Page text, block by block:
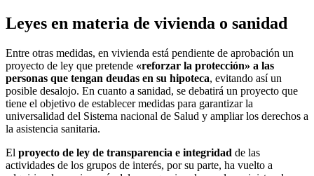
Leyes en materia de vivienda o sanidad
Entre otras medidas, en vivienda está pendiente de aprobación un
proyecto de ley que pretende «reforzar la protección» a las
personas que tengan deudas en su hipoteca, evitando así un
posible desalojo. En cuanto a sanidad, se debatirá un proyecto que
tiene el objetivo de establecer medidas para garantizar la
universalidad del Sistema nacional de Salud y ampliar los derechos a
la asistencia sanitaria.
El proyecto de ley de transparencia e integridad de las
actividades de los grupos de interés, por su parte, ha vuelto a